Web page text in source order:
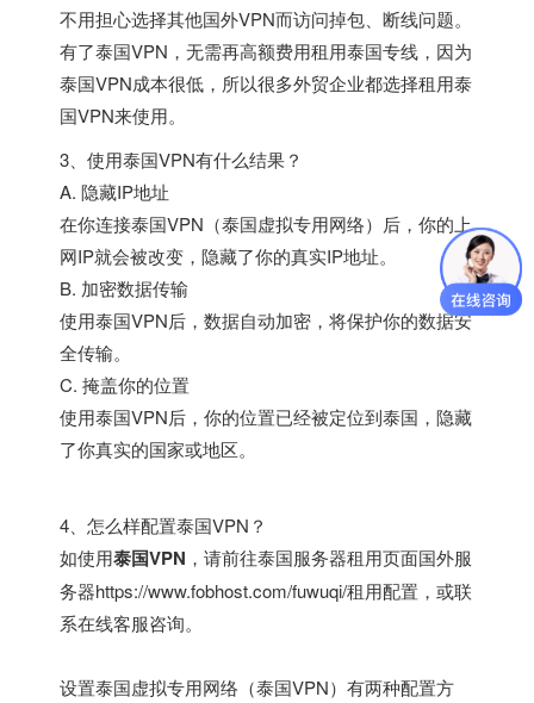
不用担心选择其他国外VPN而访问掉包、断线问题。
有了泰国VPN，无需再高额费用租用泰国专线，因为
泰国VPN成本很低，所以很多外贸企业都选择租用泰
国VPN来使用。
3、使用泰国VPN有什么结果？
A. 隐藏IP地址
在你连接泰国VPN（泰国虚拟专用网络）后，你的上
网IP就会被改变，隐藏了你的真实IP地址。
B. 加密数据传输
使用泰国VPN后，数据自动加密，将保护你的数据安
全传输。
C. 掩盖你的位置
使用泰国VPN后，你的位置已经被定位到泰国，隐藏
了你真实的国家或地区。
4、怎么样配置泰国VPN？
如使用泰国VPN ，请前往泰国服务器租用页面国外服
务器https://www.fobhost.com/fuwuqi/租用配置，或联
系在线客服咨询。
设置泰国虚拟专用网络（泰国VPN）有两种配置方